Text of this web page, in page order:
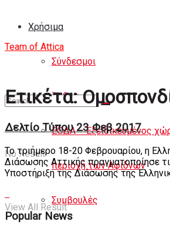
Χρήσιμα
Σύνδεσμοι
Άρθρα
ΕΟΔΑ – Εξειδικευμένος
περιοχή των Αφιδνών
Συμβουλές
No Result
View All Result
Ετικέτα:
Δελτίο Τύπου 23 Φεβ 2017
Το τριήμερο 18-20 Φεβρουαρίου, η
Διάσωσης Αττικής πραγματοποίησε
Υποστήριξη της Διάσωσης της
Popular News